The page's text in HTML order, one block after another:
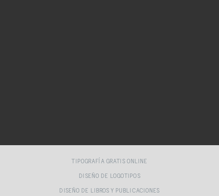
TIPOGRAFÍA GRATIS ONLINE
DISEÑO DE LOGOTIPOS
DISEÑO DE LIBROS Y PUBLICACIONES